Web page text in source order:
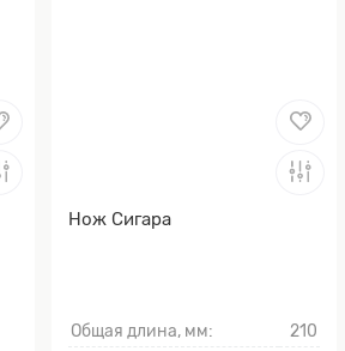
Нож Сигара
Общая длина, мм:
210